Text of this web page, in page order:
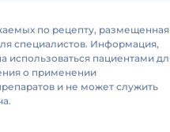
по рецепту, размещенная
специалистов. Информация,
использоваться пациентами
о применении
и не может служить